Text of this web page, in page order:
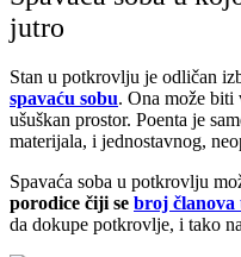
jutro
Stan u potkrovlju je odličan
spavaću sobu. Ona može biti
ušuškan prostor. Poenta je
materijala, i jednostavnog,
Spavaća soba u potkrovlju
porodice čiji se broj članova
da dokupe potkrovlje, i tako